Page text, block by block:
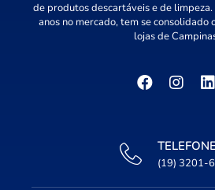
de produtos descartáveis e de
anos no mercado, tem se consolidado
lojas de
TELEFONE
(19) 3201-